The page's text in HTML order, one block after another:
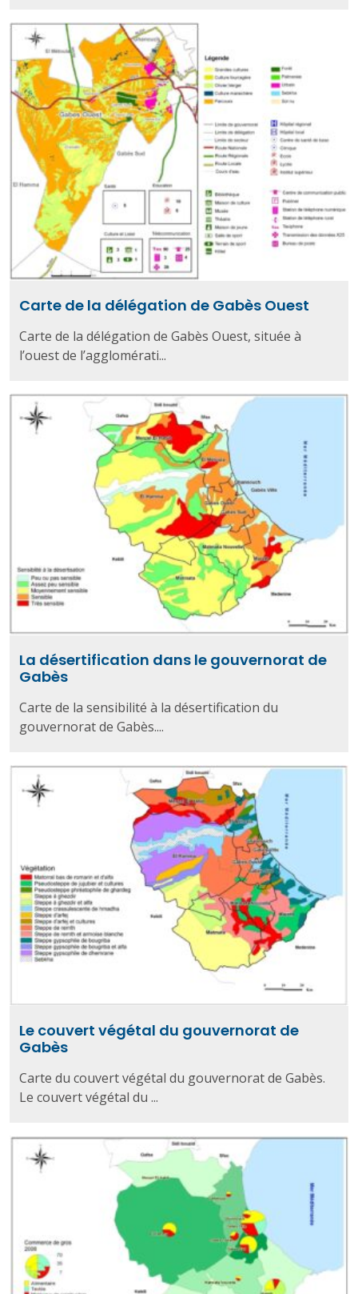
Carte de la délégation de Gabès Ouest
Carte de la délégation de Gabès Ouest, située à
l’ouest de l’agglomérati...
La désertification dans le gouvernorat de
Gabès
Carte de la sensibilité à la désertification du
gouvernorat de Gabès....
Le couvert végétal du gouvernorat de
Gabès
Carte du couvert végétal du gouvernorat de Gabès.
Le couvert végétal du ...